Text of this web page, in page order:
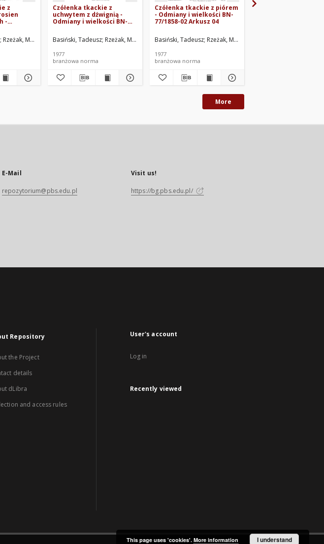
i Galanteryjnych, Łódź. Oprac.
Przemysłu Artykułów Technicznych i Galanteryjnych, Łódź. Oprac.
z
-
06
Rzeżak, Mieczysław Centralne Laboratorium Przemysłu Artykułów Technicznych i Galanteryjnych, Łódź. Oprac.
Czółenka tkackie z
uchwytem z dźwignią -
Odmiany i wielkości BN-
Basiński, Tadeusz Rzeżak, Mieczysław Centralne Laboratorium Przemysłu Artykułów
1977
branżowa norma
Czółenka tkackie z piórem
- Odmiany i wielkości BN-
77/1858-02 Arkusz 04
Basiński, Tadeusz Rzeżak, Mieczysław
1977
branżowa norma
More
E-Mail
repozytorium@pbs.edu.pl
Visit us!
https://bg.pbs.edu.pl/
Repository
the Project
details
dLibra
and access rules
User's account
Log in
Recently viewed
This page uses 'cookies'. More information I understand